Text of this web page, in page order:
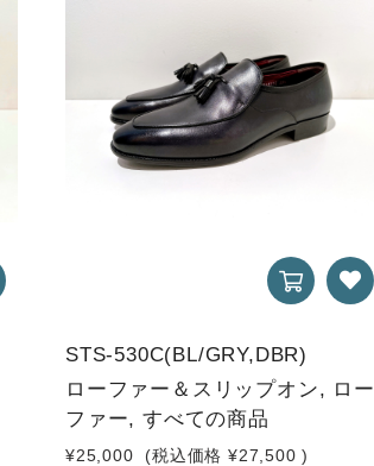
STS-530C(BL/GRY,DBR)
ローファー＆スリップオン, ロー
ファー, すべての商品
¥25,000 (税込価格 ¥27,500 )